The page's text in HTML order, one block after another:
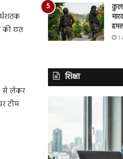
की छत
से लेकर
टीम
1
शिक्षा